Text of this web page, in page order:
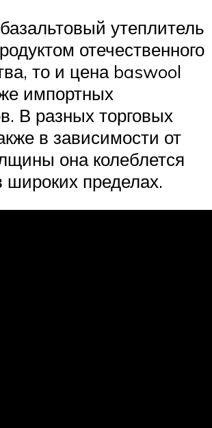
утеплитель
отечественного
то и цена baswool
импортных
В разных торговых
в зависимости от
она колеблется
широких пределах.